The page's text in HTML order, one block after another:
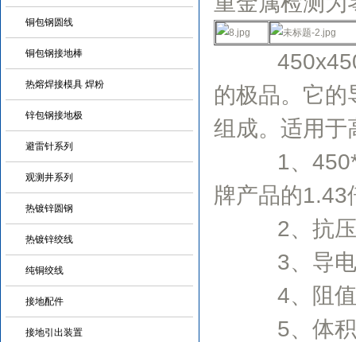
铜包钢圆线
铜包钢接地棒
热熔焊接模具 焊粉
锌包钢接地极
避雷针系列
观测井系列
热镀锌圆钢
热镀锌绞线
纯铜绞线
接地配件
接地引出装置
的极品。它
组成。适用于
1、
牌产品的1.43
2、抗压
3、导电
4、阻值
5、体积